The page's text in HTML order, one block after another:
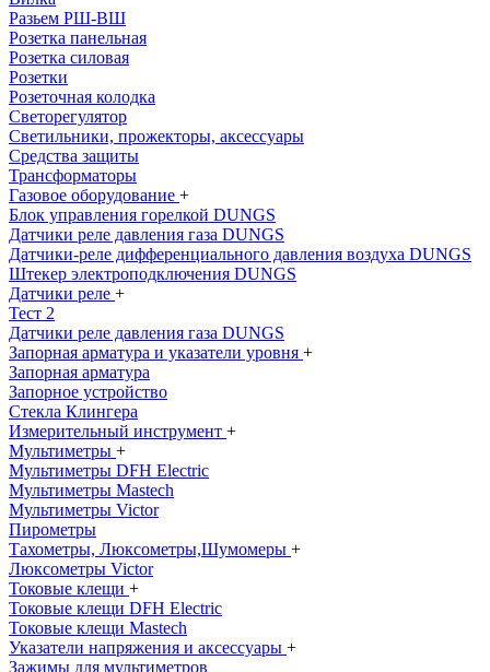
Разьем РШ-ВШ
Розетка панельная
Розетка силовая
Розетки
Розеточная колодка
Светорегулятор
Светильники, прожекторы, аксессуары
Средства защиты
Трансформаторы
Газовое оборудование +
Блок управления горелкой DUNGS
Датчики реле давления газа DUNGS
Датчики-реле дифференциального давления воздуха DUNGS
Штекер электроподключения DUNGS
Датчики реле +
Тест 2
Датчики реле давления газа DUNGS
Запорная арматура и указатели уровня +
Запорная арматура
Запорное устройство
Стекла Клингера
Измерительный инструмент +
Мультиметры +
Мультиметры DFH Electric
Мультиметры Mastech
Мультиметры Victor
Пирометры
Тахометры, Люксометры,Шумомеры +
Люксометры Victor
Токовые клещи +
Токовые клещи DFH Electric
Токовые клещи Mastech
Указатели напряжения и аксессуары +
Зажимы для мультиметров